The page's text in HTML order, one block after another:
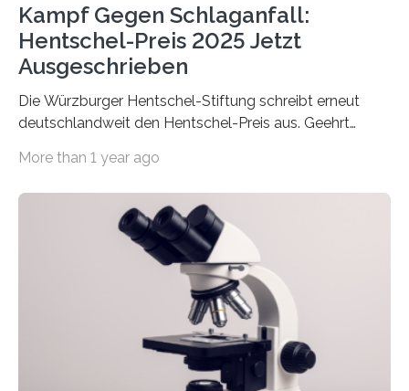
Kampf Gegen Schlaganfall:
Hentschel-Preis 2025 Jetzt
Ausgeschrieben
Die Würzburger Hentschel-Stiftung schreibt erneut
deutschlandweit den Hentschel-Preis aus. Geehrt
hochrangige wissenschaftliche Publikation zum Thema
Schlaganfall“ mit Sitz in Würzburg fördert die
Schlaganfallforschung, um die Behandlung der
Betroffenen zu verbessern. Dazu schreibt sie auch in
diesem Jahr wieder deutschlandweit den Hentschel-
Preis aus. Er richtet sich gezielt an jüngere
Forscherinnen und Forscher unter 40 Jahren. Geehrt
werden soll eine herausragende Doktorarbeit oder eine
hochrangige wissenschaftliche Publikation zum Thema
More than 1 year ago